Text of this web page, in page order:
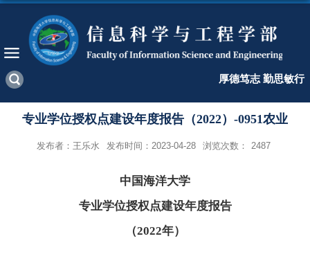
厚德笃志 勤思敏行
专业学位授权点建设年度报告（2022）-0951农业
发布者：王乐水 发布时间：2023-04-28 浏览次数： 2487
中国海洋大学
专业学位授权点建设年度报告
（2022年）